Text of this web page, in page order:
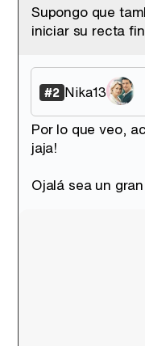
Supongo que
iniciar su recta
#2 Nika13
Por lo que veo,
jaja!
Ojalá sea un